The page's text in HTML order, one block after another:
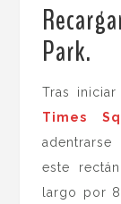
Park.
Tras
Times
adentrarse
este
largo por